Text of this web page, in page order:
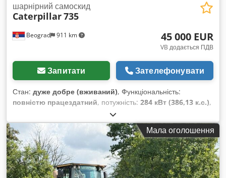
Beograd 911 km
шарнірний самоскид
Caterpillar735
45 000 EUR
VB додається ПДВ
Запитати Зателефонувати
Стан: дуже добре (вживаний), Функціональність:
повністю працездатний, потужність: 284 кВт (386,13 к.с.),
, максимальна вага навантаження:
Рік виготовлення:2007, номер машини/транспортного
засобу:CAT00735JB1N00920, Машина повністю
працездатна. Csdoylw Nxepfx Abwsha
Мала оголошення